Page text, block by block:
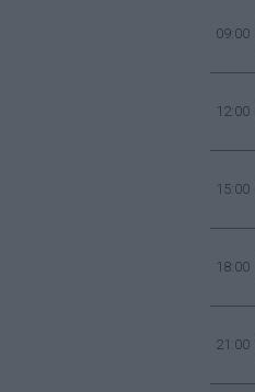
09:00
12:00
15:00
18:00
21:00